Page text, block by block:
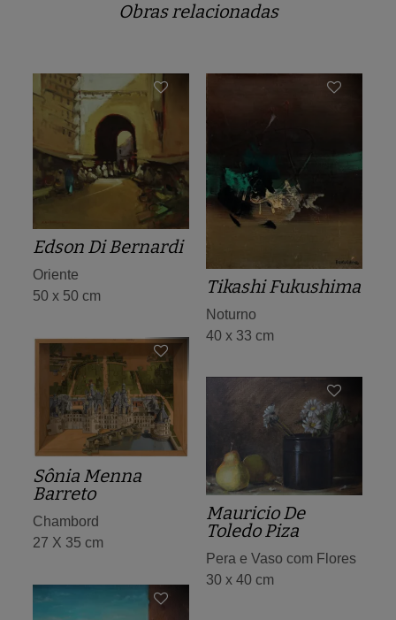
Obras relacionadas
Edson Di Bernardi
Oriente
50 x 50 cm
Tikashi Fukushima
Noturno
40 x 33 cm
Sônia Menna
Barreto
Chambord
27 X 35 cm
Mauricio De
Toledo Piza
Pera e Vaso com Flores
30 x 40 cm